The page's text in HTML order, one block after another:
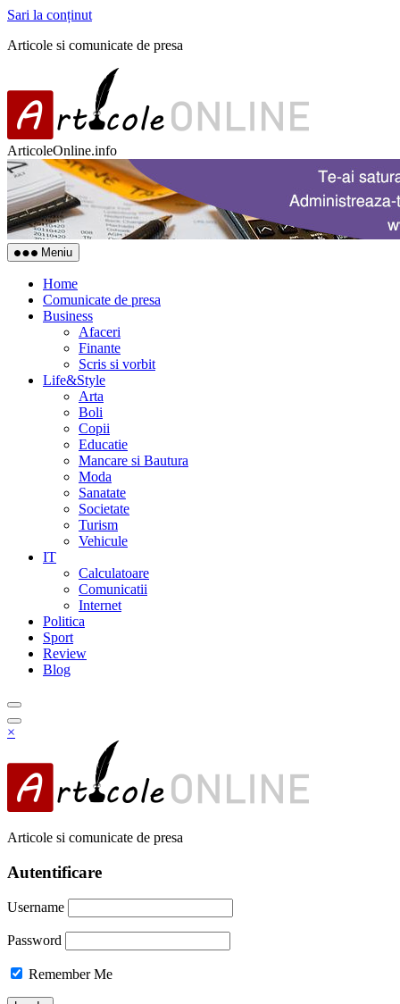
Sari la conținut
Articole si comunicate de presa
ArticoleOnline.info
Meniu
Home
Comunicate de presa
Business
Afaceri
Finante
Scris si vorbit
Life&Style
Arta
Boli
Copii
Educatie
Mancare si Bautura
Moda
Sanatate
Societate
Turism
Vehicule
IT
Calculatoare
Comunicatii
Internet
Politica
Sport
Review
Blog
×
Articole si comunicate de presa
Autentificare
Username
Password
Remember Me